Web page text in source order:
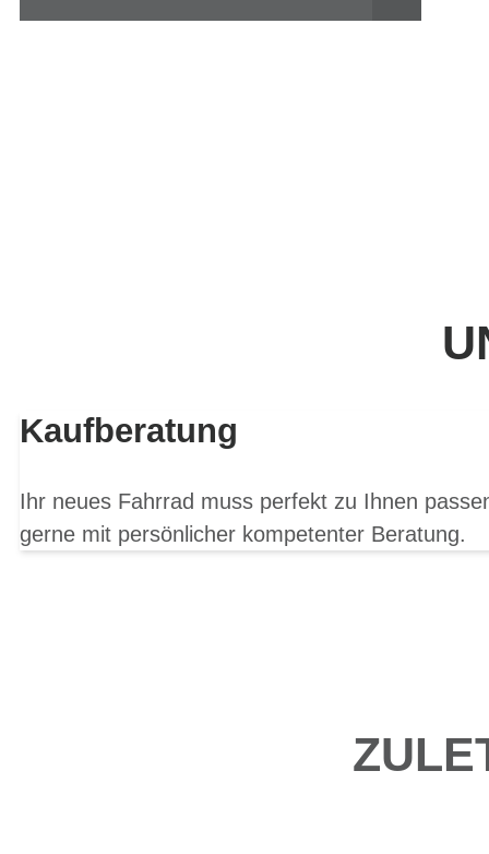
Kaufberatung
Ihr neues Fahrrad muss perfekt zu Ihnen
gerne mit persönlicher kompetenter Beratung.